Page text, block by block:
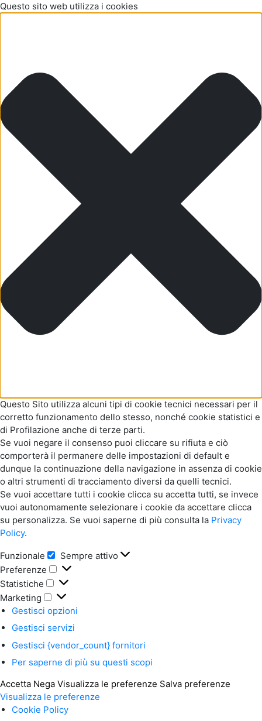
Questo sito web utilizza i cookies
Questo Sito utilizza alcuni tipi di cookie tecnici necessari per il
corretto funzionamento dello stesso, nonché cookie statistici e
di Profilazione anche di terze parti.
Se vuoi negare il consenso puoi cliccare su rifiuta e ciò
comporterà il permanere delle impostazioni di default e
dunque la continuazione della navigazione in assenza di cookie
o altri strumenti di tracciamento diversi da quelli tecnici.
Se vuoi accettare tutti i cookie clicca su accetta tutti, se invece
vuoi autonomamente selezionare i cookie da accettare clicca
su personalizza. Se vuoi saperne di più consulta la Privacy
Policy.
Funzionale Funzionale
Sempre attivo
Preferenze
Preferenze
Statistiche
Statistiche
Marketing
Marketing
Gestisci opzioni
Gestisci servizi
Gestisci {vendor_count} fornitori
Per saperne di più su questi scopi
Accetta Nega Visualizza le preferenze Salva preferenze
Visualizza le preferenze
Cookie Policy